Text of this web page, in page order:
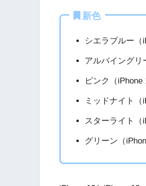
新色
シエラブルー（
アルバイングリ
ピンク（iPhone
ミッドナイト（
スターライト（
グリーン（